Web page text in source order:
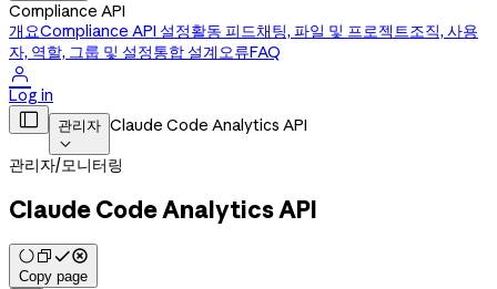
Compliance API
개요Compliance API 설정활동 피드채팅, 파일 및 프로젝트조직, 사용
자, 역할, 그룹 및 설정통합 설계오류FAQ

Log in
 관리자

Claude Code Analytics API
관리자/모니터링
Claude Code Analytics API
Copy page